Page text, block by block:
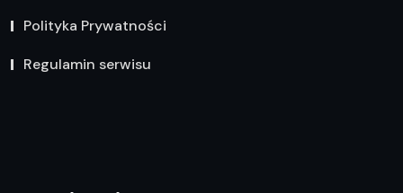
Polityka Prywatności
Regulamin serwisu